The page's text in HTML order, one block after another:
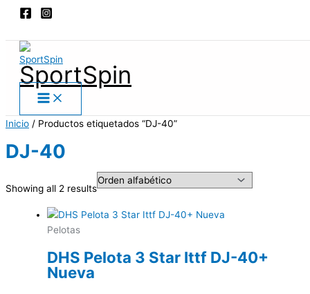
SportSpin
Menu
Inicio / Productos etiquetados “DJ-40”
DJ-40
Showing all 2 results
Pelotas
DHS Pelota 3 Star Ittf DJ-40+
Nueva